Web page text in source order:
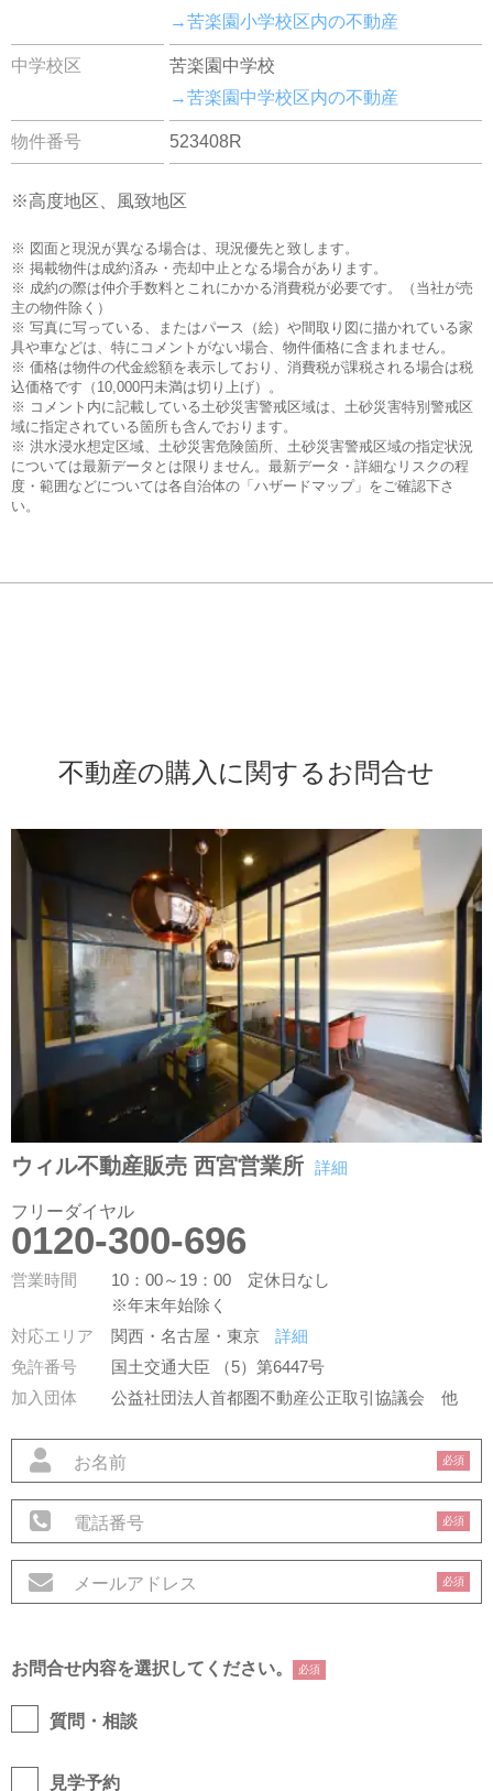
→苦楽園小学校区内の不動産
中学校区
苦楽園中学校
→苦楽園中学校区内の不動産
物件番号 523408R
※高度地区、風致地区
※ 図面と現況が異なる場合は、現況優先と致します。
※ 掲載物件は成約済み・売却中止となる場合があります。
※ 成約の際は仲介手数料とこれにかかる消費税が必要です。（当社が売
主の物件除く）
※ 写真に写っている、またはパース（絵）や間取り図に描かれている家
具や車などは、特にコメントがない場合、物件価格に含まれません。
※ 価格は物件の代金総額を表示しており、消費税が課税される場合は税
込価格です（10,000円未満は切り上げ）。
※ コメント内に記載している土砂災害警戒区域は、土砂災害特別警戒区
域に指定されている箇所も含んでおります。
※ 洪水浸水想定区域、土砂災害危険箇所、土砂災害警戒区域の指定状況
については最新データとは限りません。最新データ・詳細なリスクの程
度・範囲などについては各自治体の「ハザードマップ」をご確認下さ
い。
不動産の購入に関するお問合せ
ウィル不動産販売 西宮営業所 詳細
フリーダイヤル
0120-300-696
営業時間
10：00～19：00 定休日なし
※年末年始除く
対応エリア
関西・名古屋・東京
詳細
免許番号
国土交通大臣 （5）第6447号
加入団体
公益社団法人首都圏不動産公正取引協議会他
必須
必須
必須
お問合せ内容を選択してください。 必須
質問・相談
見学予約